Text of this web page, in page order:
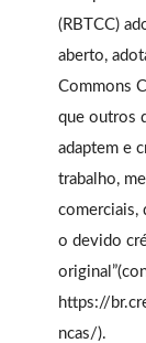
(RBTCC)
aberto,
Commons
que outros
adaptem e
trabalho,
comerciais,
o devido
https://
ncas/).